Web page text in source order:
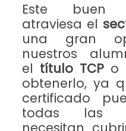
Este buen
atraviesa el
una gran
nuestros
el título TCPo
obtenerlo, ya
certificado
todas las